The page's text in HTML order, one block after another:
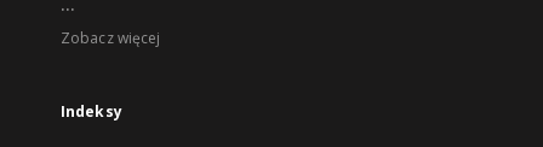
Zobacz więcej
Indeksy